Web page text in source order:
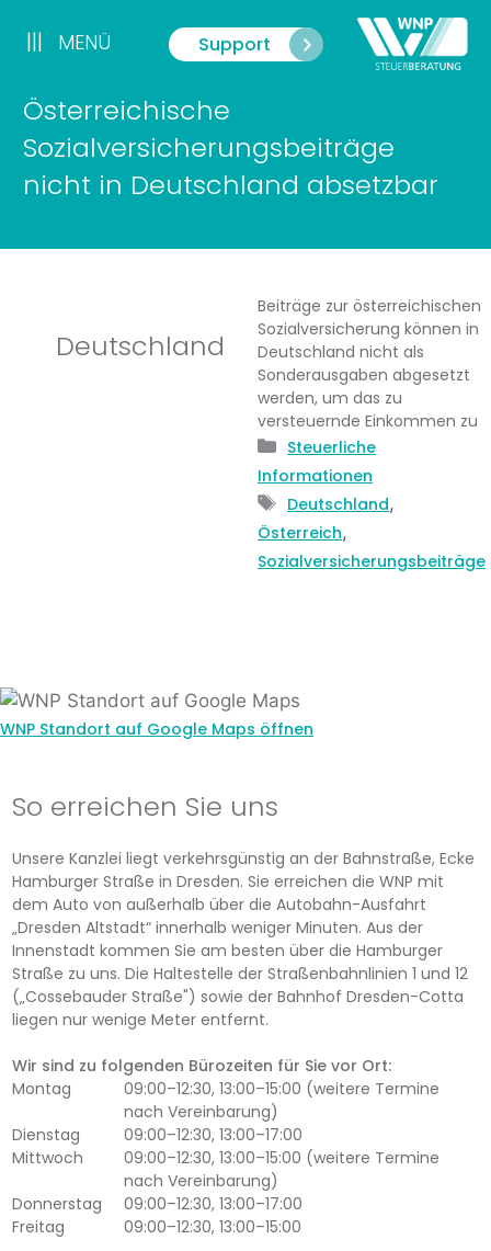
Inhalt
springen
Support
||| MENÜ
Österreichische
Sozialversicherungsbeiträge
nicht in Deutschland absetzbar
Deutschland
Beiträge zur österreichischen
Sozialversicherung können in
Deutschland nicht als
Sonderausgaben abgesetzt
werden, um das zu
versteuernde Einkommen zu
Kategorien
Steuerliche
Informationen
Schlagwörter
Deutschland,
Österreich,
Sozialversicherungsbeiträge
WNP Standort auf Google Maps öffnen
So erreichen Sie uns
Unsere Kanzlei liegt verkehrsgünstig an der Bahnstraße, Ecke
Hamburger Straße in Dresden. Sie erreichen die WNP mit
dem Auto von außerhalb über die Autobahn-Ausfahrt
„Dresden Altstadt“ innerhalb weniger Minuten. Aus der
Innenstadt kommen Sie am besten über die Hamburger
Straße zu uns. Die Haltestelle der Straßenbahnlinien 1 und 12
(„Cossebauder Straße") sowie der Bahnhof Dresden-Cotta
liegen nur wenige Meter entfernt.
Wir sind zu folgenden Bürozeiten für Sie vor Ort:
Montag
09:00–12:30, 13:00–15:00 (weitere Termine
nach Vereinbarung)
Dienstag
09:00–12:30, 13:00–17:00
Mittwoch
09:00–12:30, 13:00–15:00 (weitere Termine
nach Vereinbarung)
Donnerstag
09:00–12:30, 13:00–17:00
Freitag
09:00–12:30, 13:00–15:00